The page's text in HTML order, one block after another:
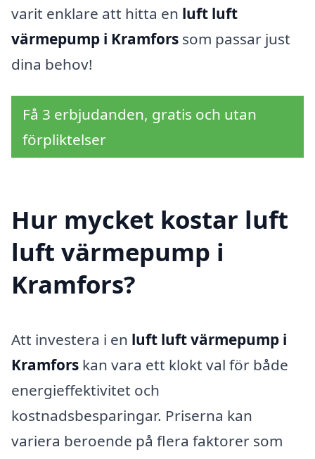
varit enklare att hitta en luft luft
värmepump i Kramfors som passar just
dina behov!
Få 3 erbjudanden, gratis och utan
förpliktelser
Hur mycket kostar luft
luft värmepump i
Kramfors?
Att investera i en luft luft värmepump i
Kramfors kan vara ett klokt val för både
energieffektivitet och
kostnadsbesparingar. Priserna kan
variera beroende på flera faktorer som